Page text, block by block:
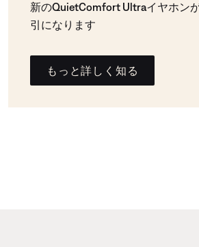
新のQuietComfort Ultraイヤホン
引になります
もっと詳しく知る